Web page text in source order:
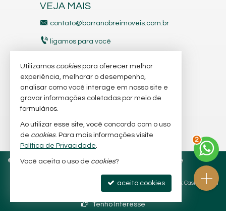
VEJA MAIS
contato@barranobreimoveis.com.br
ligamos para você
indicadores financeiros
imóveis favoritos
mapa de imóveis
© 2026 CRECI/SC 6.566-J e 7.318-J Política de Privacidade
Site para imobiliárias: Castel Digital
2
Tenho Interesse
Utilizamos cookiespara oferecer melhor
experiência, melhorar o desempenho,
analisar como você interage em nosso site e
gravar informações coletadas por meio de
formulários.
Ao utilizar esse site, você concorda com o uso
de cookies. Para mais informações visite
Política de Privacidade.
Você aceita o uso de cookies?
aceito cookies